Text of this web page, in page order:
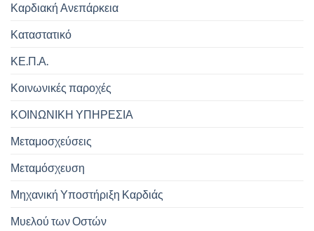
Καρδιακή Ανεπάρκεια
Καταστατικό
ΚΕ.Π.Α.
Κοινωνικές παροχές
ΚΟΙΝΩΝΙΚΗ ΥΠΗΡΕΣΙΑ
Μεταμοσχεύσεις
Μεταμόσχευση
Μηχανική Υποστήριξη Καρδιάς
Μυελού των Οστών